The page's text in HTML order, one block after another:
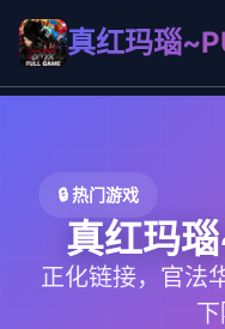
真红玛瑙
🔒 热门游戏
真红玛
正化链接，官法